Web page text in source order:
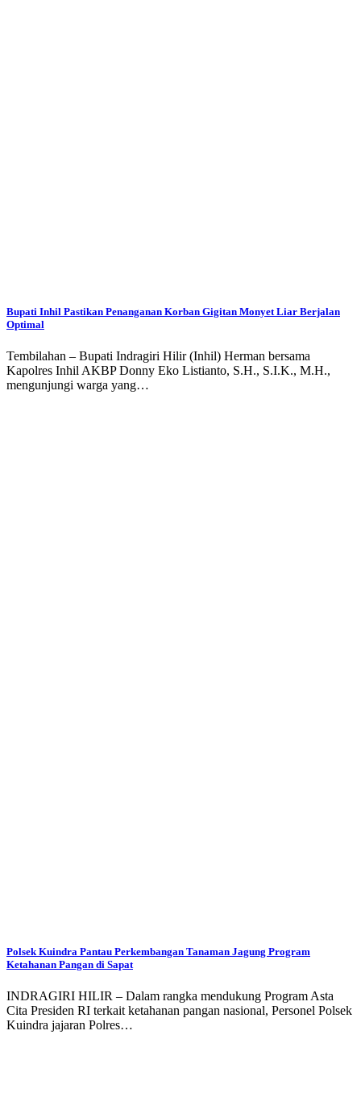
Bupati Inhil Pastikan Penanganan Korban Gigitan Monyet Liar Berjalan
Optimal
Tembilahan – Bupati Indragiri Hilir (Inhil) Herman bersama
Kapolres Inhil AKBP Donny Eko Listianto, S.H., S.I.K., M.H.,
mengunjungi warga yang…
Polsek Kuindra Pantau Perkembangan Tanaman Jagung Program
Ketahanan Pangan di Sapat
INDRAGIRI HILIR – Dalam rangka mendukung Program Asta
Cita Presiden RI terkait ketahanan pangan nasional, Personel Polsek
Kuindra jajaran Polres…